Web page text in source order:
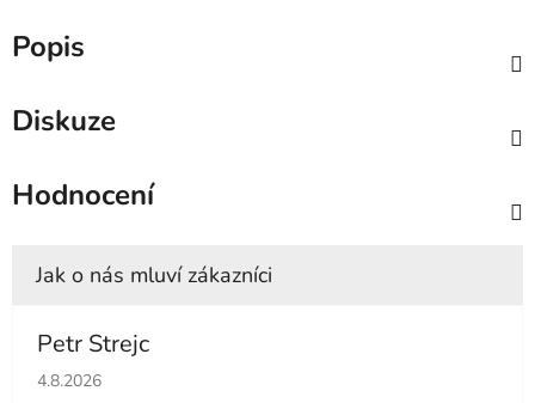
Popis
Diskuze
Hodnocení
Petr Strejc
Hodnocení obchodu je 5 z 5 hvězdiček.
4.8.2026